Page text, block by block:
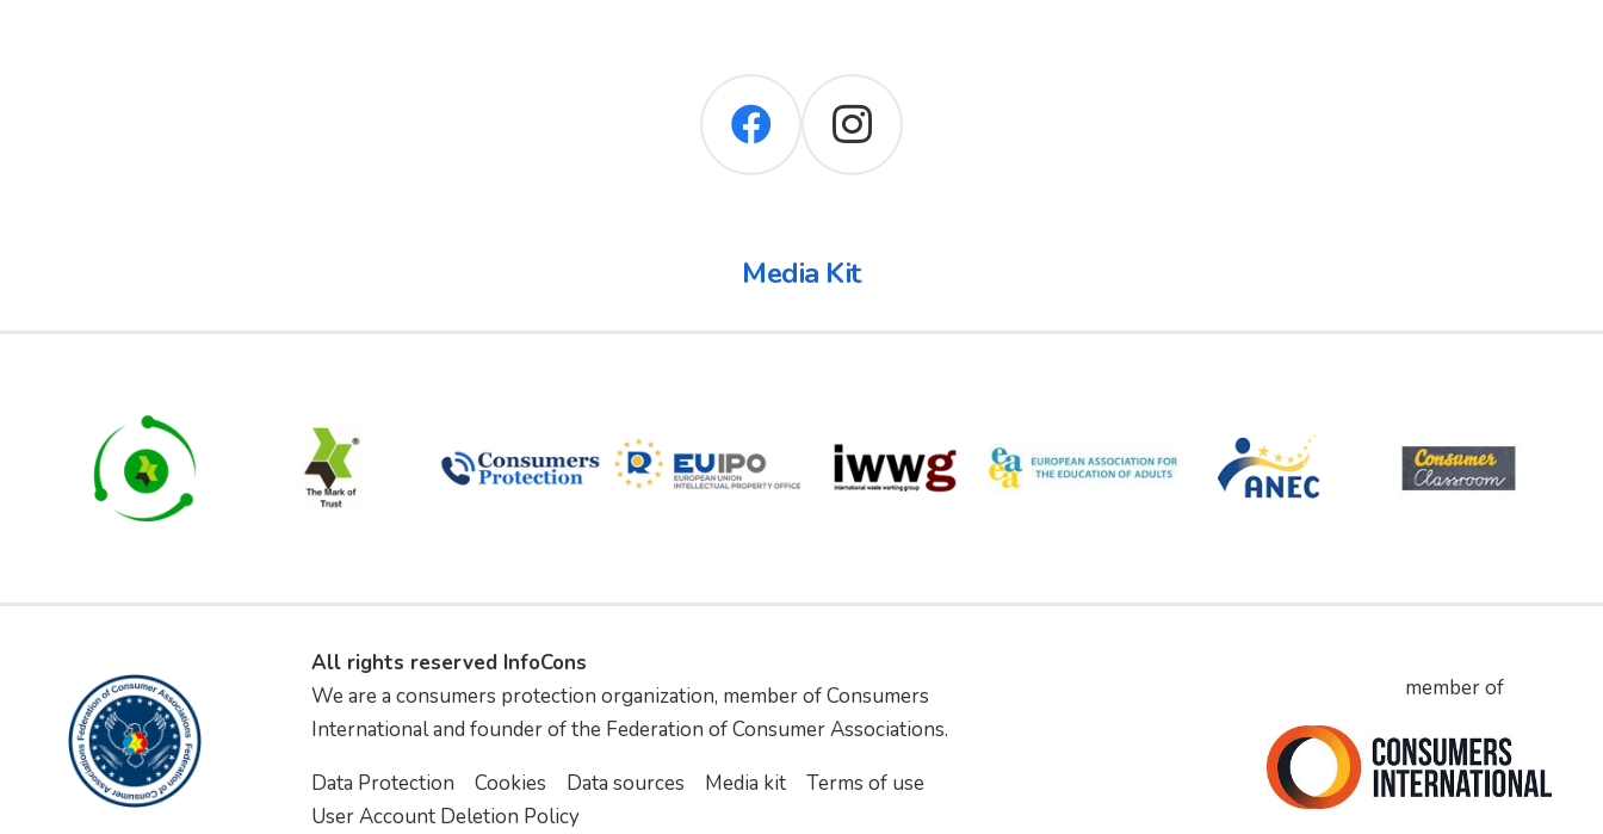
Media Kit
All rights reserved InfoCons
We are a consumers protection organization, member of Consumers
International and founder of the Federation of Consumer Associations.
Data Protection
Cookies Data sources Media kit
Terms of use
User Account Deletion Policy
member of